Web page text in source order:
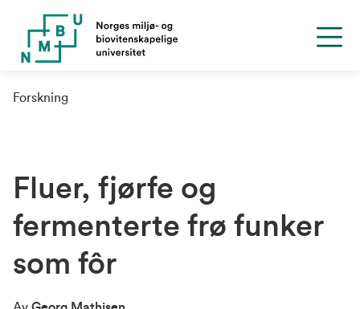
Forskning
Fluer, fjørfe og
fermenterte frø funker
som fôr